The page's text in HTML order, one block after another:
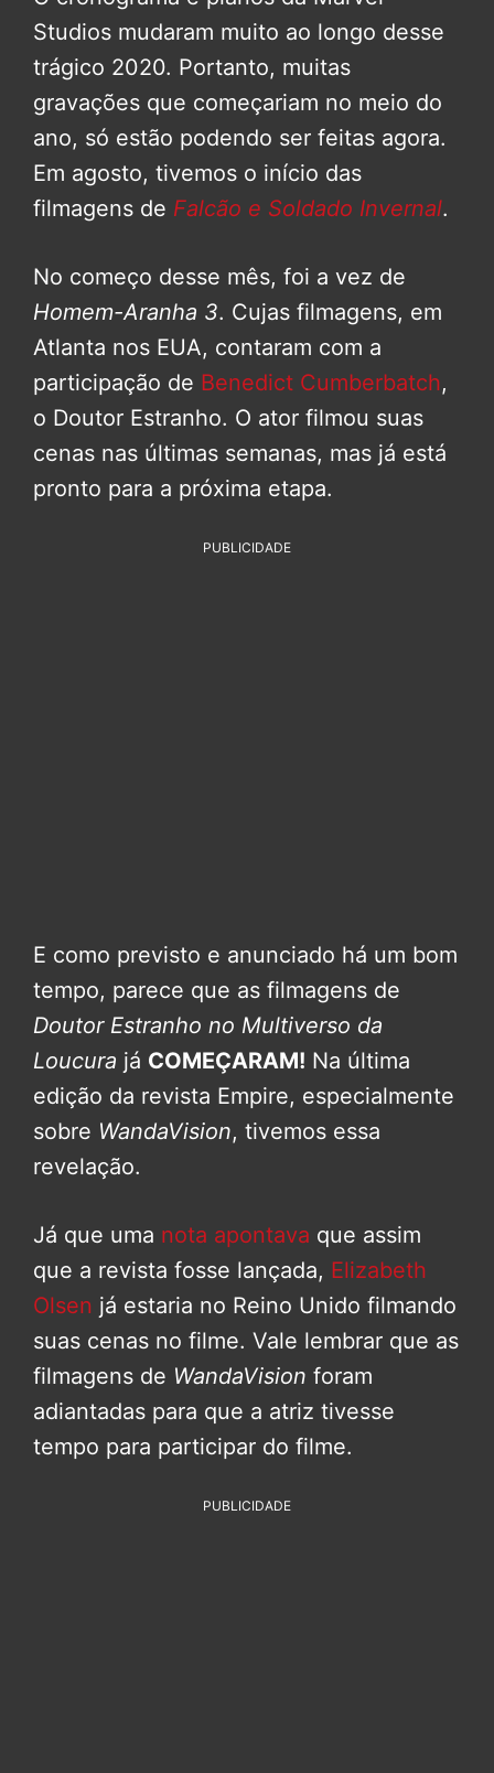
Studios mudaram muito ao longo desse
trágico 2020. Portanto, muitas
gravações que começariam no meio do
ano, só estão podendo ser feitas agora.
Em agosto, tivemos o início das
filmagens de Falcão e Soldado Invernal.
No começo desse mês, foi a vez de
Homem-Aranha 3. Cujas filmagens, em
Atlanta nos EUA, contaram com a
participação de Benedict Cumberbatch,
o Doutor Estranho. O ator filmou suas
cenas nas últimas semanas, mas já está
pronto para a próxima etapa.
PUBLICIDADE
E como previsto e anunciado há um bom
tempo, parece que as filmagens de
Doutor Estranho no Multiverso da
Loucura já COMEÇARAM! Na última
edição da revista Empire, especialmente
sobre WandaVision, tivemos essa
revelação.
Já que uma nota apontava que assim
que a revista fosse lançada, Elizabeth
Olsen já estaria no Reino Unido filmando
suas cenas no filme. Vale lembrar que as
filmagens de WandaVision foram
adiantadas para que a atriz tivesse
tempo para participar do filme.
PUBLICIDADE